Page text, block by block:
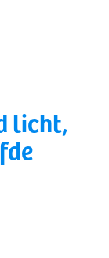
licht,